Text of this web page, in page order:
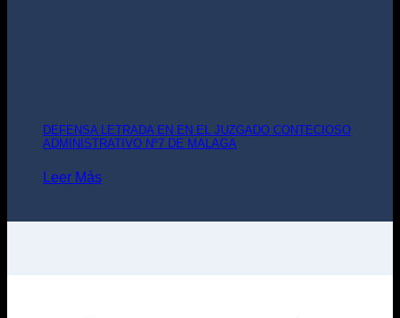
DEFENSA LETRADA EN EN EL JUZGADO CONTECIOSO
ADMINISTRATIVO Nº7 DE MALAGA
Leer Más